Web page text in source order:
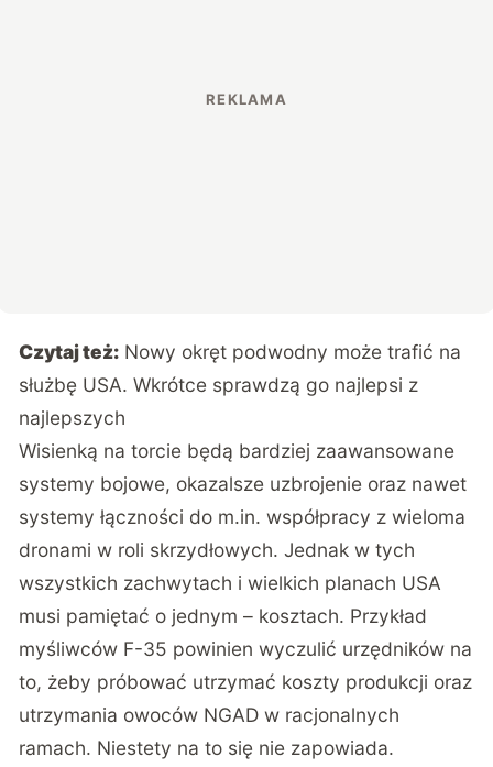
Czytaj też: Nowy okręt podwodny może trafić na
służbę USA. Wkrótce sprawdzą go najlepsi z
najlepszych
Wisienką na torcie będą bardziej zaawansowane
systemy bojowe, okazalsze uzbrojenie oraz nawet
systemy łączności do m.in. współpracy z wieloma
dronami w roli skrzydłowych. Jednak w tych
wszystkich zachwytach i wielkich planach USA
musi pamiętać o jednym – kosztach. Przykład
myśliwców F-35 powinien wyczulić urzędników na
to, żeby próbować utrzymać koszty produkcji oraz
utrzymania owoców NGAD w racjonalnych
ramach. Niestety na to się nie zapowiada.